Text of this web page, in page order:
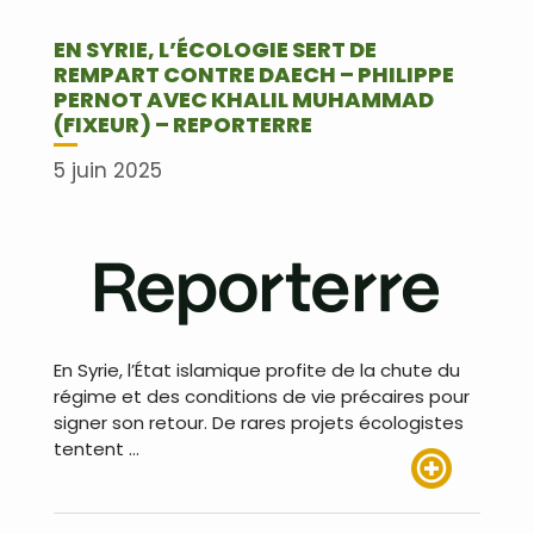
EN SYRIE, L’ÉCOLOGIE SERT DE
REMPART CONTRE DAECH – PHILIPPE
PERNOT AVEC KHALIL MUHAMMAD
(FIXEUR) – REPORTERRE
5 juin 2025
En Syrie, l’État islamique profite de la chute du
régime et des conditions de vie précaires pour
signer son retour. De rares projets écologistes
tentent …